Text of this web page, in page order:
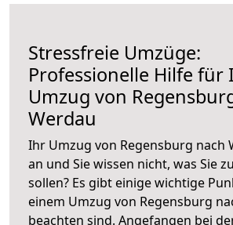
Stressfreie Umzüge:
Professionelle Hilfe für
Umzug von
Werdau
Ihr Umzug von Regensburg nach
an und Sie wissen nicht, was Sie
sollen? Es gibt einige wichtige
einem Umzug von Regensburg
beachten sind. Angefangen bei